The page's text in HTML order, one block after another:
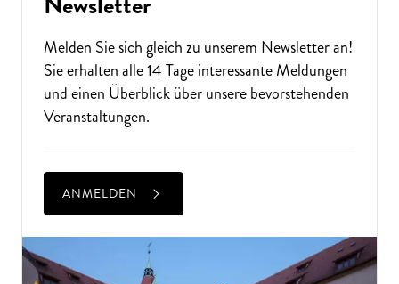
Melden Sie sich gleich zu unserem Newsletteran!
Sie erhalten alle 14 Tage interessante Meldungen
und einen Überblick über unsere bevorstehenden
Veranstaltungen.
ANMELDEN